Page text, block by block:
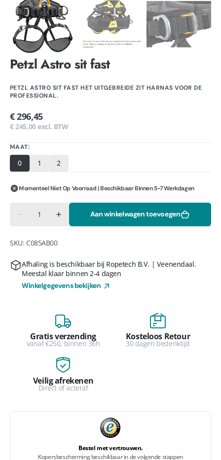
Petzl Astro sit fast
PETZL ASTRO SIT FAST HET UITGEBREIDE ZIT HARNAS VOOR DE
PROFESSIONAL.
Normale
prijs
€ 296,45
€ 245,00 excl. BTW
MAAT:
0 1 2
Momenteel Niet Op Voorraad | Beschikbaar Binnen 5-7 Werkdagen
Petzl
Astro
fast
Aantal
verhogen
fast
Aan winkelwagen toevoegen
SKU: C085AB00
Afhaling is beschikbaar bij Ropetech B.V. | Veenendaal.
Meestal klaar binnen 2-4 dagen
Winkelgegevens bekijken
Gratis verzending
vanaf €250, binnen 36h
Kosteloos Retour
30 dagen bedenktijd
Veilig afrekenen
Direct of acteraf